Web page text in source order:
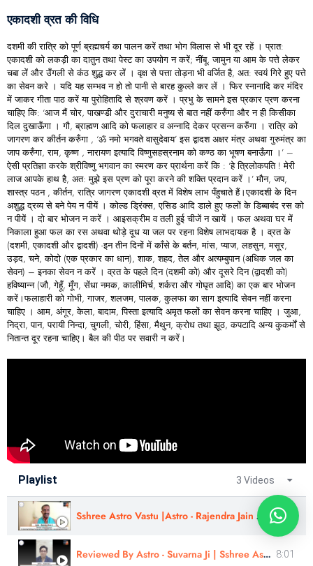
एकादशी व्रत की विधि
दशमी की रात्रि को पूर्ण ब्रह्मचर्य का पालन करें तथा भोग विलास से भी दूर रहें । प्रात:
एकादशी को लकड़ी का दातुन तथा पेस्ट का उपयोग न करें; नींबू, जामुन या आम के पत्ते लेकर
चबा लें और उँगली से कंठ शुद्ध कर लें । वृक्ष से पत्ता तोड़ना भी वर्जित है, अत: स्वयं गिरे हुए पत्ते
का सेवन करे । यदि यह सम्भव न हो तो पानी से बारह कुल्ले कर लें । फिर स्नानादि कर मंदिर
में जाकर गीता पाठ करें या पुरोहितादि से श्रवण करें । प्रभु के सामने इस प्रकार प्रण करना
चाहिए कि: ‘आज मैं चोर, पाखण्डी और दुराचारी मनुष्य से बात नहीं करुँगा और न ही किसीका
दिल दुखाऊँगा । गौ, ब्राह्मण आदि को फलाहार व अन्नादि देकर प्रसन्न करुँगा । रात्रि को
जागरण कर कीर्तन करुँगा , ‘ॐ नमो भगवते वासुदेवाय’ इस द्वादश अक्षर मंत्र अथवा गुरुमंत्र का
जाप करुँगा, राम, कृष्ण , नारायण इत्यादि विष्णुसहस्रनाम को कण्ठ का भूषण बनाऊँगा ।’ –
ऐसी प्रतिज्ञा करके श्रीविष्णु भगवान का स्मरण कर प्रार्थना करें कि : ‘हे त्रिलोकपति ! मेरी
लाज आपके हाथ है, अत: मुझे इस प्रण को पूरा करने की शक्ति प्रदान करें ।’ मौन, जप,
शास्त्र पठन , कीर्तन, रात्रि जागरण एकादशी व्रत में विशेष लाभ पँहुचाते हैं।एकादशी के दिन
अशुद्ध द्रव्य से बने पेय न पीयें । कोल्ड ड्रिंक्स, एसिड आदि डाले हुए फलों के डिब्बाबंद रस को
न पीयें । दो बार भोजन न करें । आइसक्रीम व तली हुई चीजें न खायें । फल अथवा घर में
निकाला हुआ फल का रस अथवा थोड़े दूध या जल पर रहना विशेष लाभदायक है । व्रत के
(दशमी, एकादशी और द्वादशी) -इन तीन दिनों में काँसे के बर्तन, मांस, प्याज, लहसुन, मसूर,
उड़द, चने, कोदो (एक प्रकार का धान), शाक, शहद, तेल और अत्यम्बुपान (अधिक जल का
सेवन) – इनका सेवन न करें । व्रत के पहले दिन (दशमी को) और दूसरे दिन (द्वादशी को)
हविष्यान्न (जौ, गेहूँ, मूँग, सेंधा नमक, कालीमिर्च, शर्करा और गोघृत आदि) का एक बार भोजन
करें।फलाहारी को गोभी, गाजर, शलजम, पालक, कुलफा का साग इत्यादि सेवन नहीं करना
चाहिए । आम, अंगूर, केला, बादाम, पिस्ता इत्यादि अमृत फलों का सेवन करना चाहिए । जुआ,
निद्रा, पान, परायी निन्दा, चुगली, चोरी, हिंसा, मैथुन, क्रोध तथा झूठ, कपटादि अन्य कुकर्मों से
नितान्त दूर रहना चाहिए। बैल की पीठ पर सवारी न करें।
Playlist 3 Videos
Sshree Astro Vastu |Astro - Rajendra Jain Guru Ji | Politician Consultation - Review | 4:30
Reviewed By Astro - Suvarna Ji | Sshree Astro Vastu 8:01